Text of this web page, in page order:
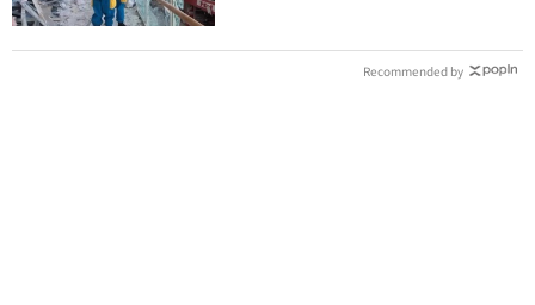
Recommended by